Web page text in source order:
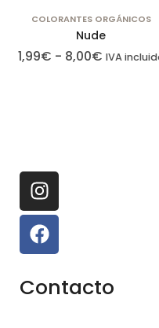
COLORANTES ORGÁNICOS
Nude
1,99€ - 8,00€ IVA
Contacto
web funcione lo
mejor posible
durante su
desaparecerán
del sitio web.
Cookies de
marketing
Estas cookies